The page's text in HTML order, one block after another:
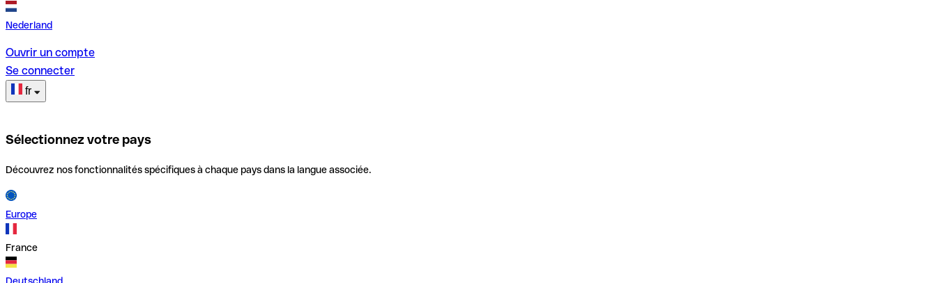
Nederland
Ouvrir un compte
Se connecter
fr
Sélectionnez votre pays
Découvrez nos fonctionnalités spécifiques à chaque pays dans la langue associée.
Europe
France